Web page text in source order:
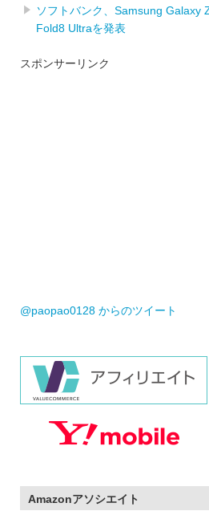
ソフトバンク、Samsung Galaxy
Fold8 Ultraを発表
スポンサーリンク
@paopao0128 からのツイート
Amazonアソシエイト